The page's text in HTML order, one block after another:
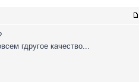
гдругое качество...